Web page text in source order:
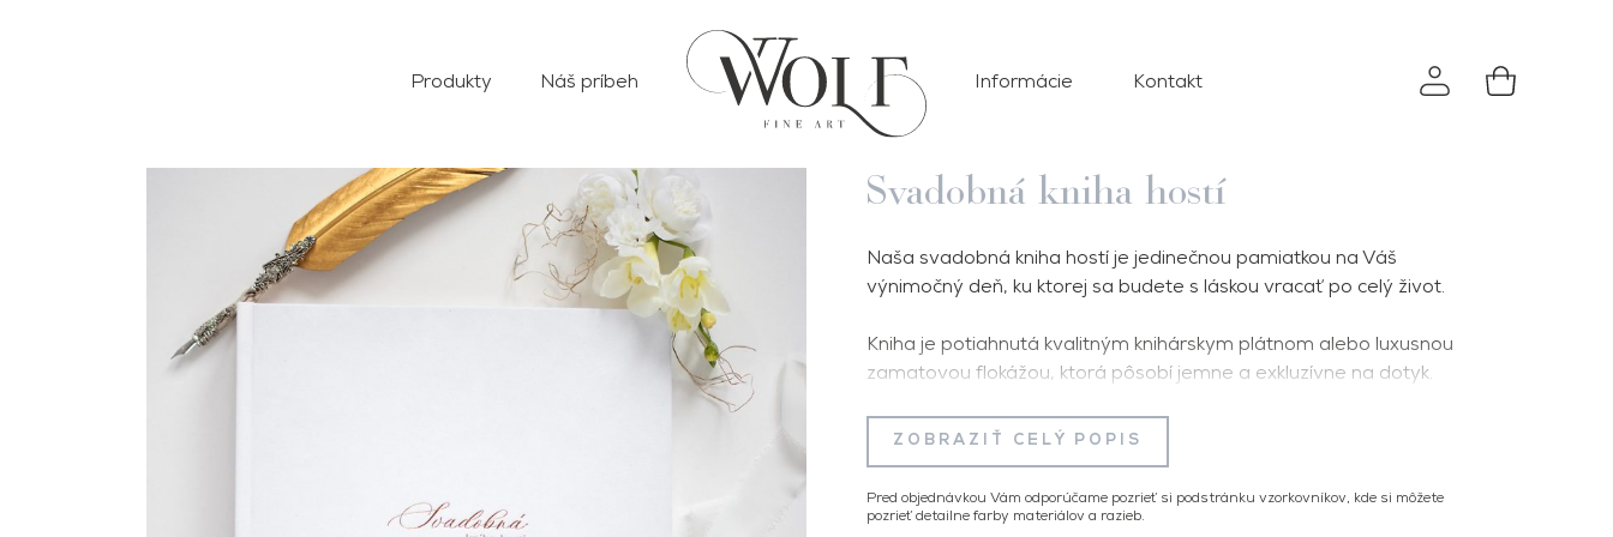
Produkty Náš príbeh Informácie Kontakt
Svadobná kniha hostí
Naša svadobná kniha hostí je jedinečnou pamiatkou na Váš
výnimočný deň, ku ktorej sa budete s láskou vracať po celý život.
Kniha je potiahnutá kvalitným knihárskym plátnom alebo luxusnou
zamatovou flokážou, ktorá pôsobí jemne a exkluzívne na dotyk.
ale aj dlhú životnosť. Každý kus je precízne ručne spracovaný s
dôrazom na detail. Na vrchnej doske je umiestnená metalická
razba nápisu alebo loga zo svadobného oznámenia, čo dodáva
knihe osobitý a reprezentatívny charakter. Personalizácia vytvára
ZOBRAZIŤ CELÝ POPIS
Pred objednávkou Vám odporúčame pozrieť si podstránku vzorkovníkov, kde si môžete
pozrieť detailne farby materiálov a razieb.